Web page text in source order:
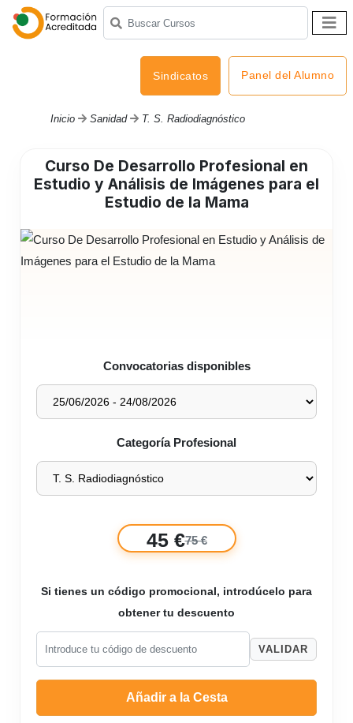
Sindicatos Panel del Alumno
Inicio Sanidad T. S. Radiodiagnóstico
Curso De Desarrollo Profesional en
Estudio y Análisis de Imágenes para el
Estudio de la Mama
Convocatorias disponibles
Categoría Profesional
45 €75 €
Si tienes un código promocional, introdúcelo para
obtener tu descuento
VALIDAR
Añadir a la Cesta